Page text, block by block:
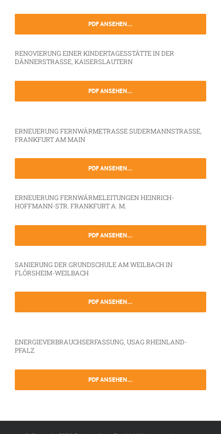
PDF ANSEHEN…
RENOVIERUNG EINER KINDERTAGESSTÄTTE IN DER
DÄNNERSTRASSE, KAISERSLAUTERN
PDF ANSEHEN…
ERNEUERUNG FERNWÄRMETRASSE SUDERMANNSTRASSE, F
RANKFURT AM MAIN
PDF ANSEHEN…
ERNEUERUNG FERNWÄRMELEITUNGEN HEINRICH-
HOFFMANN-STR. FRANKFURT A. M.
PDF ANSEHEN…
SANIERUNG DER GRUNDSCHULE AM WEILBACH IN
FLÖRSHEIM-WEILBACH
PDF ANSEHEN…
ENERGIEVERBRAUCHSERFASSUNG, USAG RHEINLAND-
PFALZ
PDF ANSEHEN…